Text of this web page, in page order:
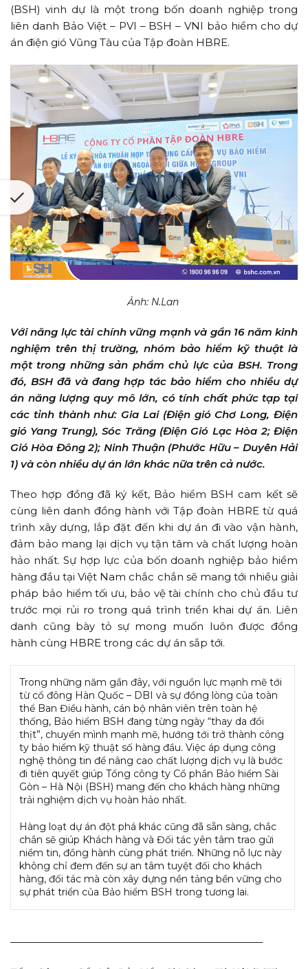
(BSH) vinh dự là một trong bốn doanh nghiệp trong
liên danh Bảo Việt – PVI – BSH – VNI bảo hiểm cho dự
án điện gió Vũng Tàu của Tập đoàn HBRE.
Ảnh: N.Lan
Với năng lực tài chính vững mạnh và gần 16 năm kinh
nghiệm trên thị trường, nhóm bảo hiểm kỹ thuật là
một trong những sản phẩm chủ lực của BSH. Trong
đó, BSH đã và đang hợp tác bảo hiểm cho nhiều dự
án năng lượng quy mô lớn, có tính chất phức tạp tại
các tỉnh thành như: Gia Lai (Điện gió Chơ Long, Điện
gió Yang Trung), Sóc Trăng (Điện Gió Lạc Hòa 2; Điện
Gió Hòa Đông 2); Ninh Thuận (Phước Hữu – Duyên Hải
1) và còn nhiều dự án lớn khác nữa trên cả nước.
Theo hợp đồng đã ký kết, Bảo hiểm BSH cam kết sẽ
cùng liên danh đồng hành với Tập đoàn HBRE từ quá
trình xây dựng, lắp đặt đến khi dự án đi vào vận hành,
đảm bảo mang lại dịch vụ tận tâm và chất lượng hoàn
hảo nhất. Sự hợp lực của bốn doanh nghiệp bảo hiểm
hàng đầu tại Việt Nam chắc chắn sẽ mang tới nhiều giải
pháp bảo hiểm tối ưu, bảo vệ tài chính cho chủ đầu tư
trước mọi rủi ro trong quá trình triển khai dự án. Liên
danh cũng bày tỏ sự mong muốn luôn được đồng
hành cùng HBRE trong các dự án sắp tới.
Trong những năm gần đây, với nguồn lực mạnh mẽ tới
từ cổ đông Hàn Quốc – DBI và sự đồng lòng của toàn
thể Ban Điều hành, cán bộ nhân viên trên toàn hệ
thống, Bảo hiểm BSH đang từng ngày “thay da đổi
thịt”, chuyển mình mạnh mẽ, hướng tới trở thành công
ty bảo hiểm kỹ thuật số hàng đầu. Việc áp dụng công
nghệ thông tin để nâng cao chất lượng dịch vụ là bước
đi tiên quyết giúp Tổng công ty Cổ phần Bảo hiểm Sài
Gòn – Hà Nội (BSH) mang đến cho khách hàng những
trải nghiệm dịch vụ hoàn hảo nhất.
Hàng loạt dự án đột phá khác cũng đã sẵn sàng, chắc
chắn sẽ giúp Khách hàng và Đối tác yên tâm trao gửi
niềm tin, đồng hành cùng phát triển. Những nỗ lực này
không chỉ đem đến sự an tâm tuyệt đối cho khách
hàng, đối tác mà còn xây dựng nền tảng bền vững cho
sự phát triển của Bảo hiểm BSH trong tương lai.
————————————————————————–